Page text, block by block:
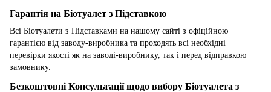
Гарантія на Біотуалет з Підставкою
Всі Біотуалети з Підставками на нашому сайті з офіційною
гарантією від заводу-виробника та проходять всі необхідні
перевірки якості як на заводі-виробнику, так і перед відправкою
замовнику.
Безкоштовні Консультації щодо вибору Біотуалета з